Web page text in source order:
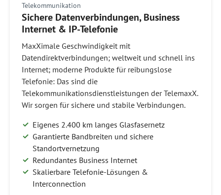
Telekommunikation
Sichere Datenverbindungen, Business
Internet & IP-Telefonie
MaxXimale Geschwindigkeit mit
Datendirektverbindungen; weltweit und schnell ins
Internet; moderne Produkte für reibungslose
Telefonie: Das sind die
Telekommunikationsdienstleistungen der TelemaxX.
Wir sorgen für sichere und stabile Verbindungen.
Eigenes 2.400 km langes Glasfasernetz
Garantierte Bandbreiten und sichere
Standortvernetzung
Redundantes Business Internet
Skalierbare Telefonie-Lösungen &
Interconnection